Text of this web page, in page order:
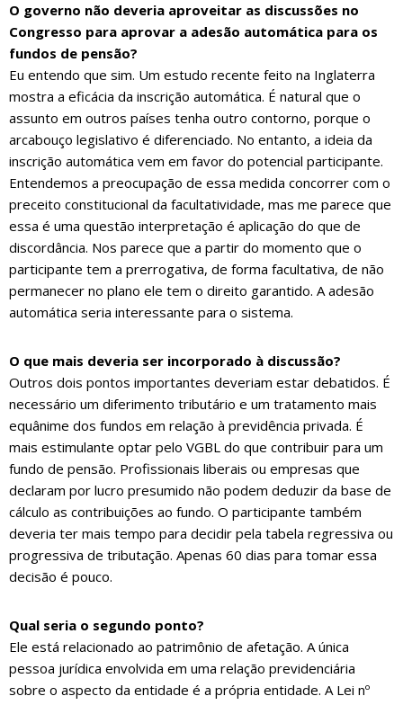
O governo não deveria aproveitar as discussões no
Congresso para aprovar a adesão automática para os
fundos de pensão?
Eu entendo que sim. Um estudo recente feito na Inglaterra
mostra a eficácia da inscrição automática. É natural que o
assunto em outros países tenha outro contorno, porque o
arcabouço legislativo é diferenciado. No entanto, a ideia da
inscrição automática vem em favor do potencial participante.
Entendemos a preocupação de essa medida concorrer com o
preceito constitucional da facultatividade, mas me parece que
essa é uma questão interpretação é aplicação do que de
discordância. Nos parece que a partir do momento que o
participante tem a prerrogativa, de forma facultativa, de não
permanecer no plano ele tem o direito garantido. A adesão
automática seria interessante para o sistema.
O que mais deveria ser incorporado à discussão?
Outros dois pontos importantes deveriam estar debatidos. É
necessário um diferimento tributário e um tratamento mais
equânime dos fundos em relação à previdência privada. É
mais estimulante optar pelo VGBL do que contribuir para um
fundo de pensão. Profissionais liberais ou empresas que
declaram por lucro presumido não podem deduzir da base de
cálculo as contribuições ao fundo. O participante também
deveria ter mais tempo para decidir pela tabela regressiva ou
progressiva de tributação. Apenas 60 dias para tomar essa
decisão é pouco.
Qual seria o segundo ponto?
Ele está relacionado ao patrimônio de afetação. A única
pessoa jurídica envolvida em uma relação previdenciária
sobre o aspecto da entidade é a própria entidade. A Lei nº